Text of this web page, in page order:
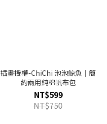
插畫授權-ChiChi 泡泡鯨魚｜簡
約兩用純棉帆布包
NT$599
NT$750